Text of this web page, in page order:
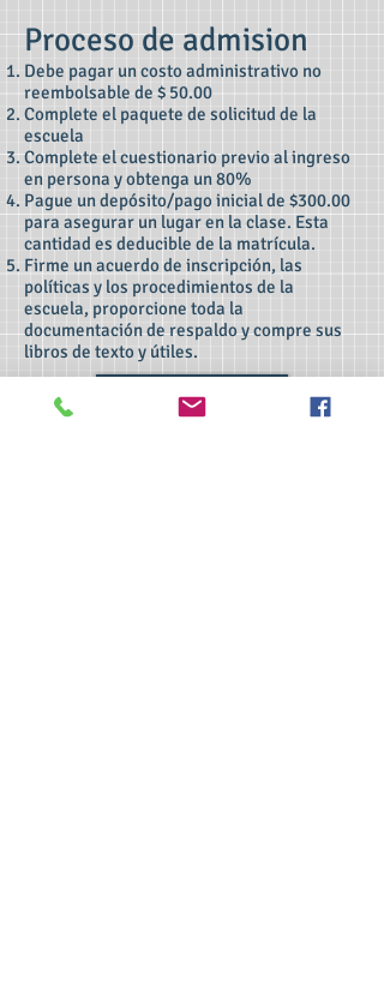
Proceso de admision
Debe pagar un costo administrativo no
reembolsable de $ 50.00
Complete el paquete de solicitud de la
escuela
Complete el cuestionario previo al ingreso
en persona y obtenga un 80%
Pague un depósito/pago inicial de $300.00
para asegurar un lugar en la clase. Esta
cantidad es deducible de la matrícula.
Firme un acuerdo de inscripción, las
políticas y los procedimientos de la
escuela, proporcione toda la
documentación de respaldo y compre sus
libros de texto y útiles.